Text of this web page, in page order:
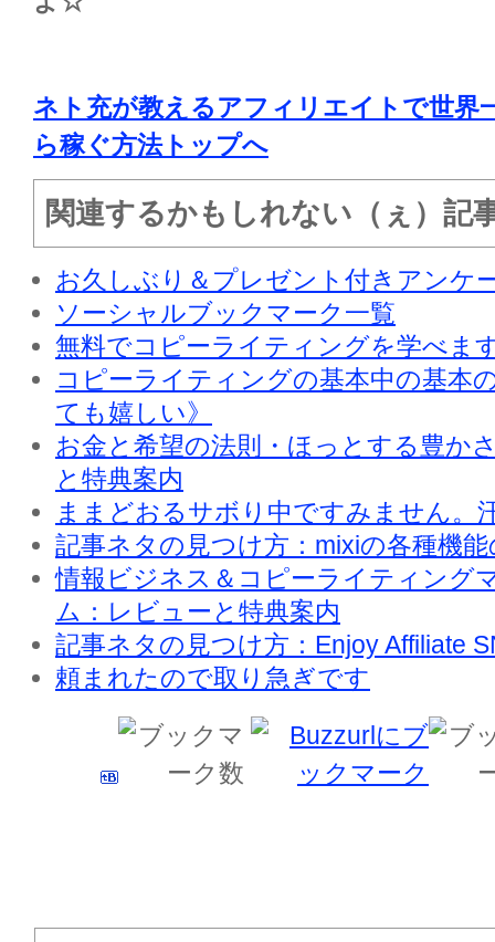
ネト充が教えるアフィリエイトで世界
ら稼ぐ方法トップへ
関連するかもしれない（ぇ）記
お久しぶり＆プレゼント付きアンケ
ソーシャルブックマーク一覧
無料でコピーライティングを学べま
コピーライティングの基本中の基本
ても嬉しい》
お金と希望の法則・ほっとする豊か
と特典案内
ままどおるサボり中ですみません。
記事ネタの見つけ方：mixiの各種機能
情報ビジネス＆コピーライティング
ム：レビューと特典案内
記事ネタの見つけ方：Enjoy Affiliate
頼まれたので取り急ぎです